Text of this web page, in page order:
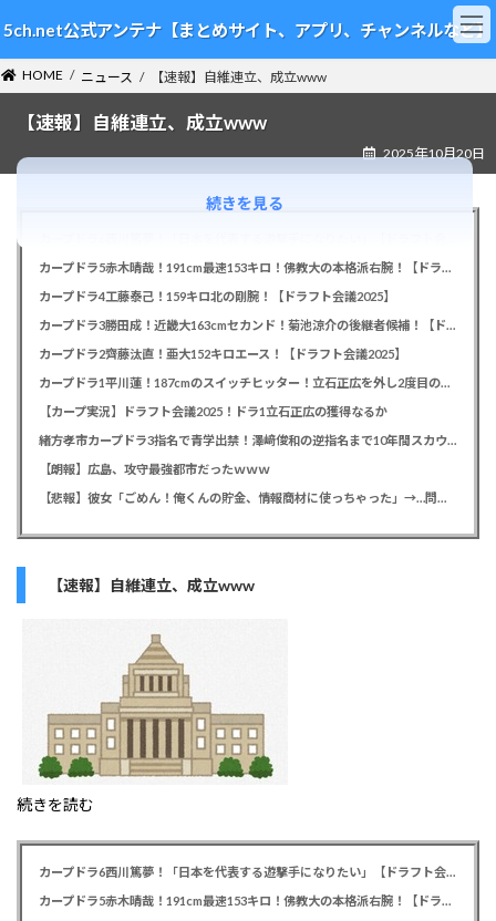
ン
テ
ン
ツ
ビ
ゲ
ー
シ
5ch.net公式アンテナ【まとめサイト、アプリ、チャンネルなど】
HOME ニュース 【速報】自維連立、成立www
【速報】自維連立、成立www
2025年10月20日
カープドラ5赤木晴哉！191cm最速153キロ！佛教大の本格派右腕！【ドラフト会議2025】
カープドラ4工藤泰己！159キロ北の剛腕！【ドラフト会議2025】
カープドラ3勝田成！近畿大163cmセカンド！菊池涼介の後継者候補！【ドラフト会議2025】
カープドラ2齊藤汰直！亜大152キロエース！【ドラフト会議2025】
カープドラ1平川蓮！187cmのスイッチヒッター！立石正広を外し2度目の重複も新井監督がクジを引き当てる！【ドラフト会議2025】
【カープ実況】ドラフト会議2025！ドラ1立石正広の獲得なるか
緒方孝市カープドラ3指名で青学出禁！澤﨑俊和の逆指名まで10年間スカウト出禁
【朗報】広島、攻守最強都市だったｗｗｗ
【悲報】彼女「ごめん！俺くんの貯金、情報商材に使っちゃった」→…問い詰めたらギャン泣きされたんだが俺が悪いのか？
【速報】自維連立、成立www
続きを読む
続きを見る
カープドラ6西川篤夢！「日本を代表する遊撃手になりたい」【ドラフト会議2025】
カープドラ5赤木晴哉！191cm最速153キロ！佛教大の本格派右腕！【ドラフト会議2025】